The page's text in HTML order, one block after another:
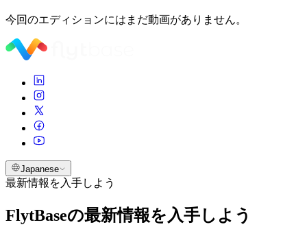
今回のエディションにはまだ動画がありません。
Japanese
最新情報を入手しよう
FlytBaseの最新情報を入手しよう